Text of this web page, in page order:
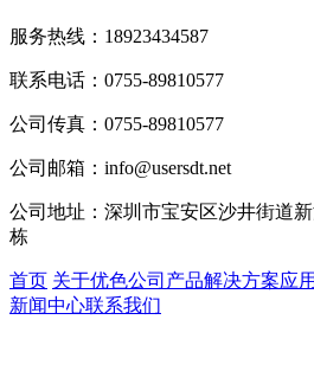
服务热线： 18923434587
联系电话： 0755-89810577
公司传真： 0755-89810577
公司邮箱： info@usersdt.net
公司地址： 深圳市宝安区沙井街道
栋
首页 关于优色公司产品解决方案应
新闻中心联系我们